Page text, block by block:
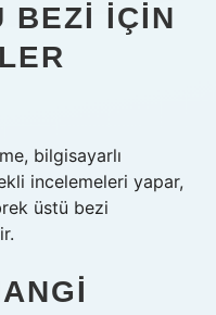
BEZI IÇIN
bilgisayarlı
incelemeleri yapar,
üstü bezi